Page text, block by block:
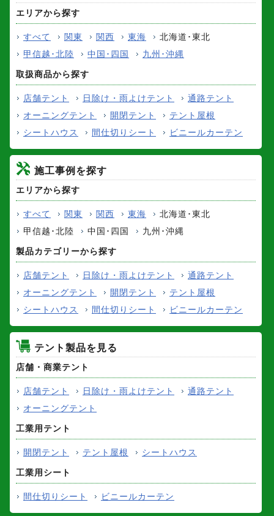
エリアから探す
すべて 関東 関西 東海
北海道･東北
甲信越･北陸
中国･四国 九州･沖縄
取扱商品から探す
店舗テント 日除け・雨よけテント
通路テント
オーニングテント
開閉テント
テント屋根
シートハウス
間仕切りシート ビニールカーテン
施工事例を探す
エリアから探す
すべて 関東 関西 東海
北海道･東北
甲信越･北陸
中国･四国 九州･沖縄
製品カテゴリーから探す
店舗テント 日除け・雨よけテント
通路テント
オーニングテント
開閉テント
テント屋根
シートハウス
間仕切りシート ビニールカーテン
テント製品を見る
店舗・商業テント
店舗テント 日除け・雨よけテント
通路テント
オーニングテント
工業用テント
開閉テント テント屋根 シートハウス
工業用シート
間仕切りシート ビニールカーテン